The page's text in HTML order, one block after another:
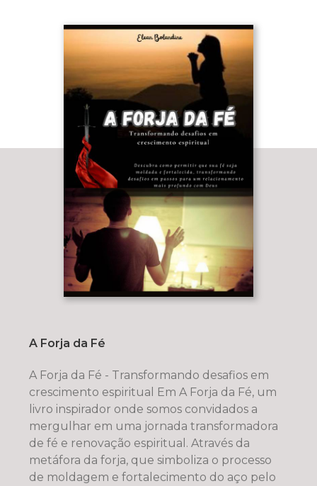
A Forja da Fé
A Forja da Fé - Transformando desafios em
crescimento espiritual Em A Forja da Fé, um
livro inspirador onde somos convidados a
mergulhar em uma jornada transformadora
de fé e renovação espiritual. Através da
metáfora da forja, que simboliza o processo
de moldagem e fortalecimento do aço pelo